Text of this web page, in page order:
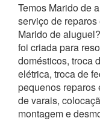
Temos Marido de
serviço de
Marido de
foi criada para
domésticos, troca
elétrica, troca de
pequenos
de varais,
montagem e